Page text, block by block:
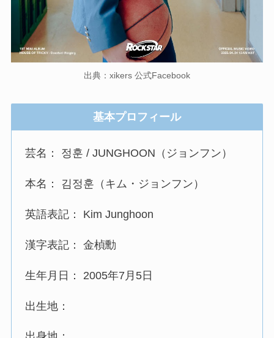
出典：xikers 公式Facebook
基本プロフィール
芸名： 정훈 / JUNGHOON（ジョンフン）
本名： 김정훈（キム・ジョンフン）
英語表記： Kim Junghoon
漢字表記： 金楨勳
生年月日： 2005年7月5日
出生地：